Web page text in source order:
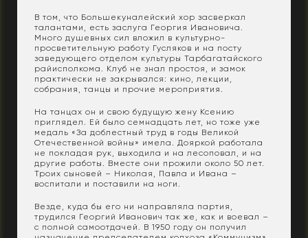
В том, что Большекуналейский хор засверкал
талантами, есть заслуга Георгия Ивановича.
Много душевных сил вложил в культурно-
просветительную работу Гусляков и на посту
заведующего отделом культуры Тарбагатайского
райисполкома. Клуб не знал простоя, и замок
практически не закрывался: кино, лекции,
собрания, танцы и прочие мероприятия.
На танцах он и свою будущую жену Ксению
приглядел. Ей было семнадцать лет, но тоже уже
медаль «За доблестный труд в годы Великой
Отечественной войны» имела. Дояркой работала
не покладая рук, выходила и на лесоповал, и на
другие работы. Вместе они прожили около 50 лет.
Троих сыновей – Николая, Павла и Ивана –
воспитали и поставили на ноги.
Везде, куда бы его ни направляла партия,
трудился Георгий Иванович так же, как и воевал –
с полной самоотдачей. В 1950 году он получил